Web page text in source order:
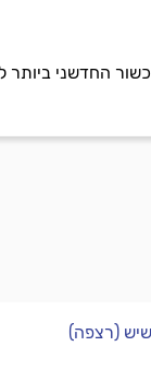
החדשני ביותר
(רצפה)